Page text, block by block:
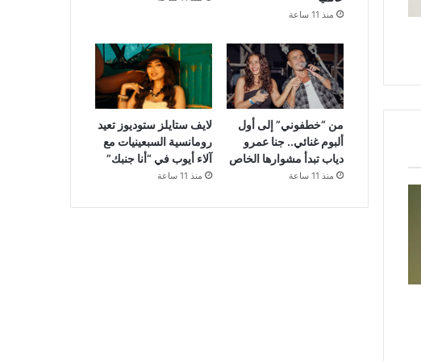
منذ 11 ساعة
من “خطفوني” إلى أول
ألبوم غنائي.. جنا عمرو
دياب تبدأ مشوارها الخاص
منذ 11 ساعة
لايف ستايلز ستوديوز تعيد
رومانسية السبعينيات مع
آلاء أيوب في “أنا جنبك”
منذ 11 ساعة